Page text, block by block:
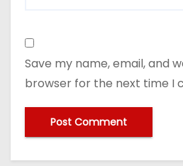
Save my name, email, and
browser for the next time I